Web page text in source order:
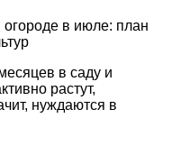
в июле: план
в саду и
растут,
нуждаются в